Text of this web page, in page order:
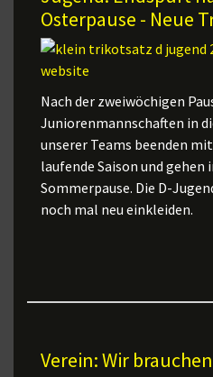
Osterpause - Neue
Nach der zweiwöchigen
Juniorenmannschaften in
unserer Teams beenden
laufende Saison und gehen
Sommerpause. Die D-
noch mal neu einkleiden.
Verein: Wir